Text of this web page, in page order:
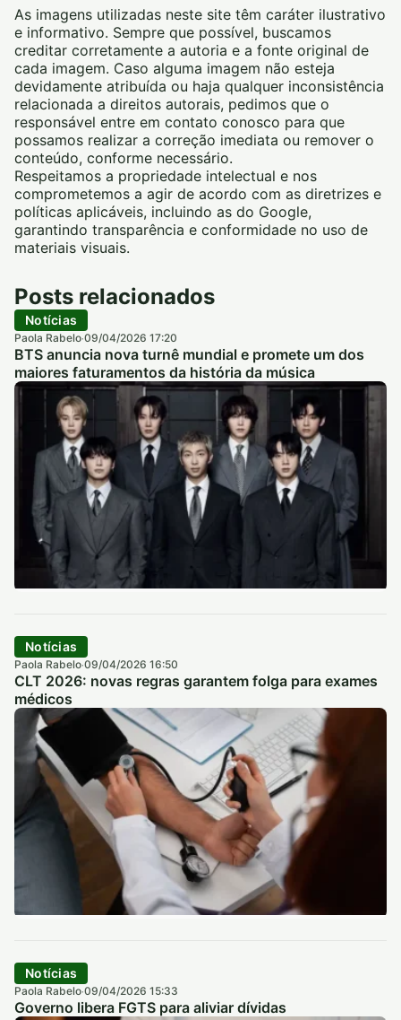
As imagens utilizadas neste site têm caráter ilustrativo
e informativo. Sempre que possível, buscamos
creditar corretamente a autoria e a fonte original de
cada imagem. Caso alguma imagem não esteja
devidamente atribuída ou haja qualquer inconsistência
relacionada a direitos autorais, pedimos que o
responsável entre em contato conosco para que
possamos realizar a correção imediata ou remover o
conteúdo, conforme necessário.
Respeitamos a propriedade intelectual e nos
comprometemos a agir de acordo com as diretrizes e
políticas aplicáveis, incluindo as do Google,
garantindo transparência e conformidade no uso de
materiais visuais.
Posts relacionados
Notícias
Paola Rabelo·09/04/2026 17:20
BTS anuncia nova turnê mundial e promete um dos
maiores faturamentos da história da música
Notícias
Paola Rabelo·09/04/2026 16:50
CLT 2026: novas regras garantem folga para exames
médicos
Notícias
Paola Rabelo·09/04/2026 15:33
Governo libera FGTS para aliviar dívidas